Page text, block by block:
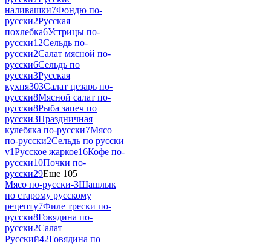
наливашки7Фондю по-
русски2Русская
похлебка6Устрицы по-
русски12Сельдь по-
русски2Салат мясной по-
русски6Сельдь по
русски3Русская
кухня303Салат цезарь по-
русски8Мясной салат по-
русски8Рыба запеч по
русски3Праздничная
кулебяка по-русски7Мясо
по-русски2Сельдь по русски
v1Русское жаркое16Кофе по-
русски10Почки по-
русски29Еще 105
Мясо по-русски-3Шашлык
по старому русскому
рецепту7Филе трески по-
русски8Говядина по-
русски2Салат
Русский42Говядина по